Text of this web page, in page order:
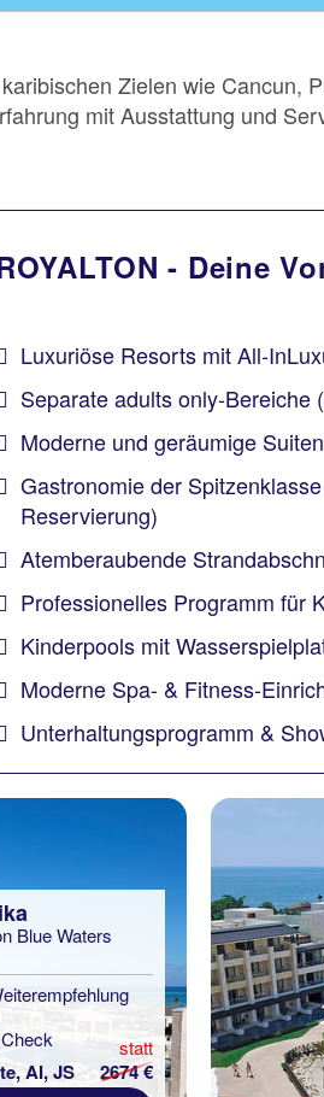
Zielen wie Cancun,
mit Ausstattung und
- Deine
Luxuriöse Resorts mit All-
Separate adults only-Bereiche
Moderne und geräumige Suiten
Gastronomie der
Reservierung)
Atemberaubende
Professionelles Programm für
Kinderpools mit
Moderne Spa- & Fitness-
Unterhaltungsprogramm &
Blue Waters
AI, JS
statt
2674 €